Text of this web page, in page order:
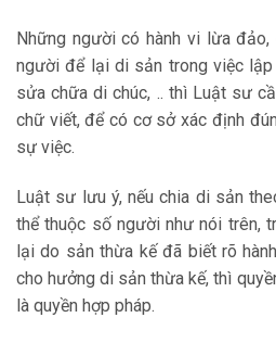
Những người có hành vi lừa
người để lại di sản trong việc
sửa chữa di chúc, .. thì Luật sư
chữ viết, để có cơ sở xác định
sự việc.
Luật sư lưu ý, nếu chia di sản
thể thuộc số người như nói trên,
lại do sản thừa kế đã biết rõ
cho hưởng di sản thừa kế, thì
là quyền hợp pháp.